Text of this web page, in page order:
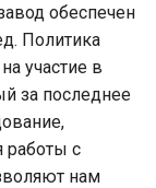
обеспечен
Политика
участие в
за последнее
работы с
нам